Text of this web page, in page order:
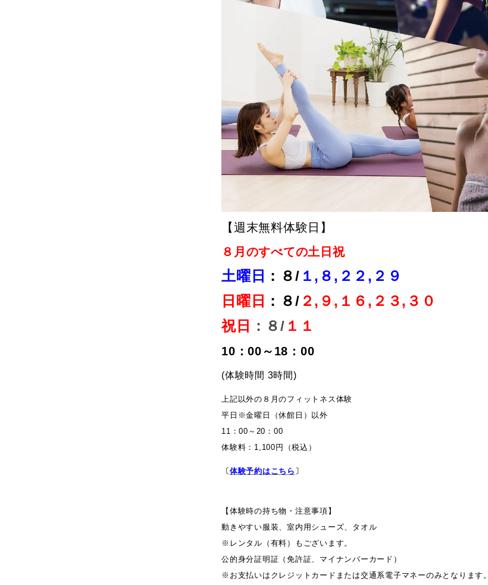
【週末無料体験日】
８月のすべての土日祝
土曜日 ：８/ １,８,２２ ,２９
日曜日 ：８/ ２,９, １６, ２３,３０
祝日
：８/ １１
10：00～18：00
(体験時間 3時間)
上記以外の８ 月のフィットネス体験
平日※金曜日（休館日）以外
11：00～20：00
体験料：1,100円（税込）
〔 体験予約はこちら 〕
【体験時の持ち物・注意事項 】
動きやすい服装、室内用シューズ、タオル
※レンタル（有料）もございます。
公的身分証明証（免許証、マイナンバーカード）
※お支払いはクレジットカードまたは交通系電子マネーのみとなります。